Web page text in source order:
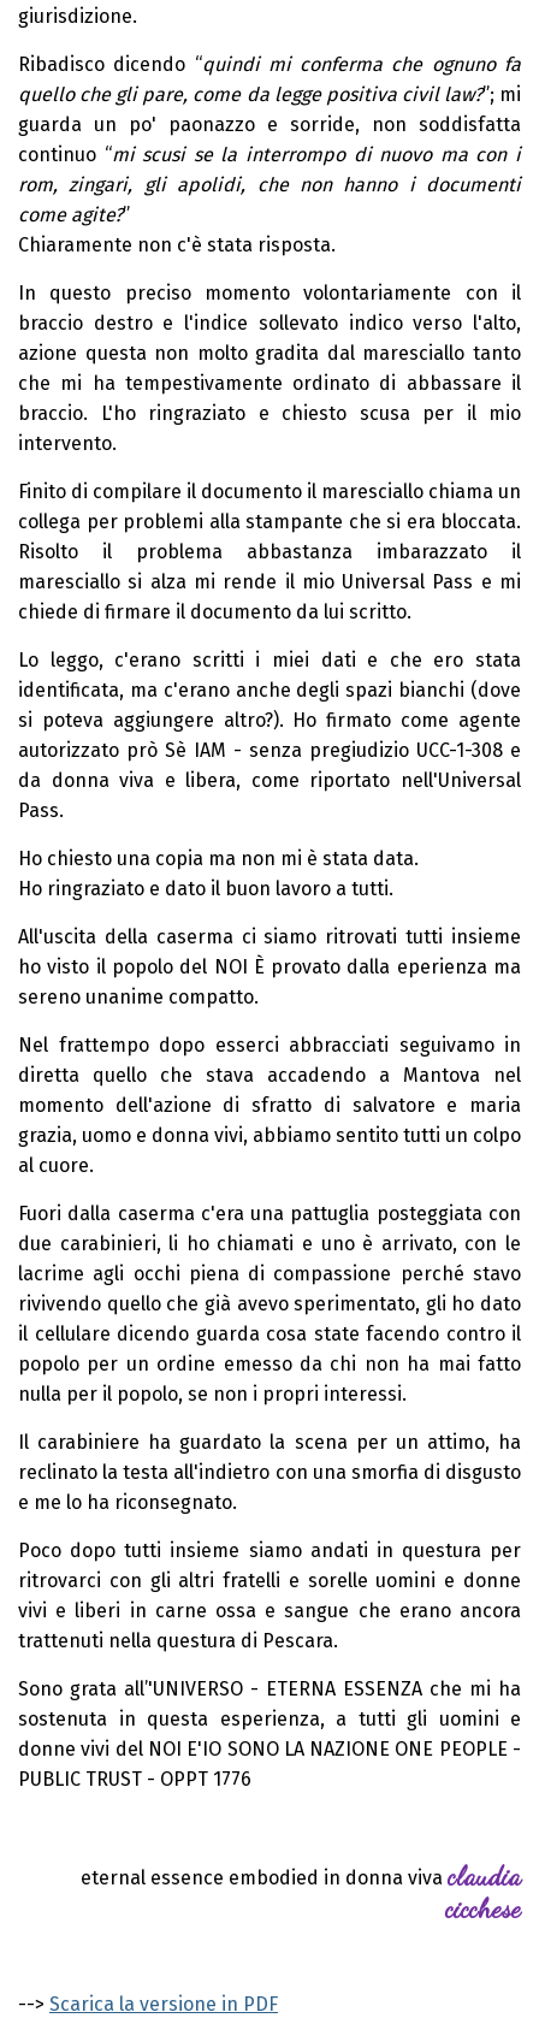
giurisdizione.
Ribadisco dicendo “quindi mi conferma che ognuno fa
quello che gli pare, come da legge positiva civil law?”; mi
guarda un po' paonazzo e sorride, non soddisfatta
continuo “mi scusi se la interrompo di nuovo ma con i
rom, zingari, gli apolidi, che non hanno i documenti
come agite?”
Chiaramente non c'è stata risposta.
In questo preciso momento volontariamente con il
braccio destro e l'indice sollevato indico verso l'alto,
azione questa non molto gradita dal maresciallo tanto
che mi ha tempestivamente ordinato di abbassare il
braccio. L'ho ringraziato e chiesto scusa per il mio
intervento.
Finito di compilare il documento il maresciallo chiama un
collega per problemi alla stampante che si era bloccata.
Risolto il problema abbastanza imbarazzato il
maresciallo si alza mi rende il mio Universal Pass e mi
chiede di firmare il documento da lui scritto.
Lo leggo, c'erano scritti i miei dati e che ero stata
identificata, ma c'erano anche degli spazi bianchi (dove
si poteva aggiungere altro?). Ho firmato come agente
autorizzato prò Sè IAM - senza pregiudizio UCC-1-308 e
da donna viva e libera, come riportato nell'Universal
Pass.
Ho chiesto una copia ma non mi è stata data.
Ho ringraziato e dato il buon lavoro a tutti.
All'uscita della caserma ci siamo ritrovati tutti insieme
ho visto il popolo del NOI È provato dalla eperienza ma
sereno unanime compatto.
Nel frattempo dopo esserci abbracciati seguivamo in
diretta quello che stava accadendo a Mantova nel
momento dell'azione di sfratto di salvatore e maria
grazia, uomo e donna vivi, abbiamo sentito tutti un colpo
al cuore.
Fuori dalla caserma c'era una pattuglia posteggiata con
due carabinieri, li ho chiamati e uno è arrivato, con le
lacrime agli occhi piena di compassione perché stavo
rivivendo quello che già avevo sperimentato, gli ho dato
il cellulare dicendo guarda cosa state facendo contro il
popolo per un ordine emesso da chi non ha mai fatto
nulla per il popolo, se non i propri interessi.
Il carabiniere ha guardato la scena per un attimo, ha
reclinato la testa all'indietro con una smorfia di disgusto
e me lo ha riconsegnato.
Poco dopo tutti insieme siamo andati in questura per
ritrovarci con gli altri fratelli e sorelle uomini e donne
vivi e liberi in carne ossa e sangue che erano ancora
trattenuti nella questura di Pescara.
Sono grata all’'UNIVERSO - ETERNA ESSENZA che mi ha
sostenuta in questa esperienza, a tutti gli uomini e
donne vivi del NOI E'IO SONO LA NAZIONE ONE PEOPLE -
PUBLIC TRUST - OPPT 1776
eternal essence embodied in donna vivaclaudia
cicchese
--> Scarica la versione in PDF